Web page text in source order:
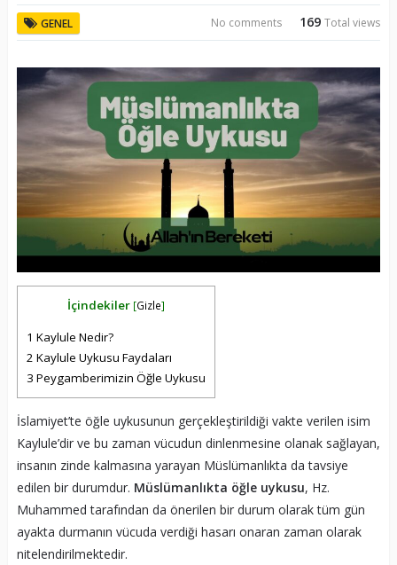
GENEL 169Total views
No comments
İçindekiler [Gizle]
1 Kaylule Nedir?
2 Kaylule Uykusu Faydaları
3 Peygamberimizin Öğle Uykusu
İslamiyet’te öğle uykusunun gerçekleştirildiği vakte verilen isim
Kaylule’dir ve bu zaman vücudun dinlenmesine olanak sağlayan,
insanın zinde kalmasına yarayan Müslümanlıkta da tavsiye
edilen bir durumdur. Müslümanlıkta öğle uykusu, Hz.
Muhammed tarafından da önerilen bir durum olarak tüm gün
ayakta durmanın vücuda verdiği hasarı onaran zaman olarak
nitelendirilmektedir.